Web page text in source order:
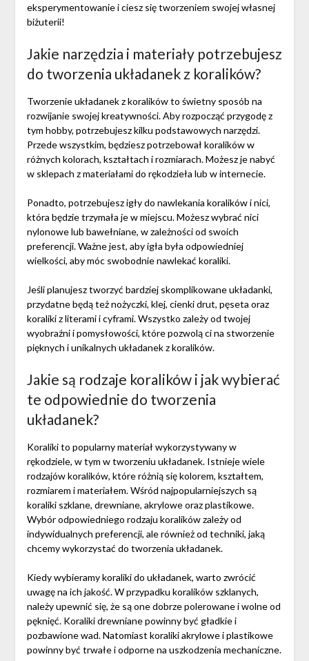
eksperymentowanie i ciesz się tworzeniem swojej własnej
biżuterii!
Jakie narzędzia i materiały potrzebujesz
do tworzenia układanek z koralików?
Tworzenie układanek z koralików to świetny sposób na
rozwijanie swojej kreatywności. Aby rozpocząć przygodę z
tym hobby, potrzebujesz kilku podstawowych narzędzi.
Przede wszystkim, będziesz potrzebował koralików w
różnych kolorach, kształtach i rozmiarach. Możesz je nabyć
w sklepach z materiałami do rękodzieła lub w internecie.
Ponadto, potrzebujesz igły do nawlekania koralików i nici,
która będzie trzymała je w miejscu. Możesz wybrać nici
nylonowe lub bawełniane, w zależności od swoich
preferencji. Ważne jest, aby igła była odpowiedniej
wielkości, aby móc swobodnie nawlekać koraliki.
Jeśli planujesz tworzyć bardziej skomplikowane układanki,
przydatne będą też nożyczki, klej, cienki drut, pęseta oraz
koraliki z literami i cyframi. Wszystko zależy od twojej
wyobraźni i pomysłowości, które pozwolą ci na stworzenie
pięknych i unikalnych układanek z koralików.
Jakie są rodzaje koralików i jak wybierać
te odpowiednie do tworzenia
układanek?
Koraliki to popularny materiał wykorzystywany w
rękodziele, w tym w tworzeniu układanek. Istnieje wiele
rodzajów koralików, które różnią się kolorem, kształtem,
rozmiarem i materiałem. Wśród najpopularniejszych są
koraliki szklane, drewniane, akrylowe oraz plastikowe.
Wybór odpowiedniego rodzaju koralików zależy od
indywidualnych preferencji, ale również od techniki, jaką
chcemy wykorzystać do tworzenia układanek.
Kiedy wybieramy koraliki do układanek, warto zwrócić
uwagę na ich jakość. W przypadku koralików szklanych,
należy upewnić się, że są one dobrze polerowane i wolne od
pęknięć. Koraliki drewniane powinny być gładkie i
pozbawione wad. Natomiast koraliki akrylowe i plastikowe
powinny być trwałe i odporne na uszkodzenia mechaniczne.